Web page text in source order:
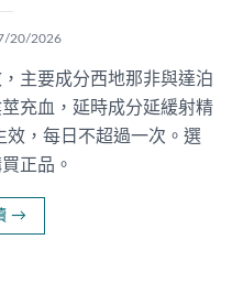
20/2026
主要成分西地那非與達泊
充血，延時成分延緩射精
效，每日不超過一次。選
正品。
→